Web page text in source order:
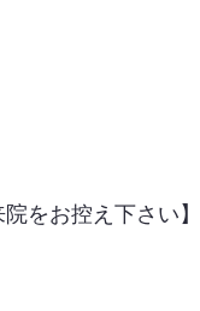
をお控え下さい】